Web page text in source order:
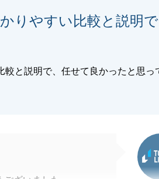
りやすい比較と説明で
較と説明で、任せて良かったと思っ